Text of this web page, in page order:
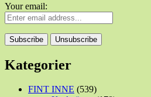
Your email:
Kategorier
FINT INNE (539)